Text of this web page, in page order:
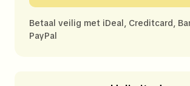
Betaal veilig met iDeal, Creditcard,
PayPal